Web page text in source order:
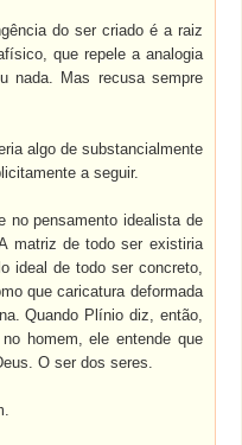
do ser criado é a raiz
que repele a analogia
nada. Mas recusa sempre
algo de substancialmente
a seguir.
no pensamento idealista de
matriz de todo ser existiria
ideal de todo ser concreto,
que caricatura deformada
Quando Plínio diz, então,
homem, ele entende que
O ser dos seres.